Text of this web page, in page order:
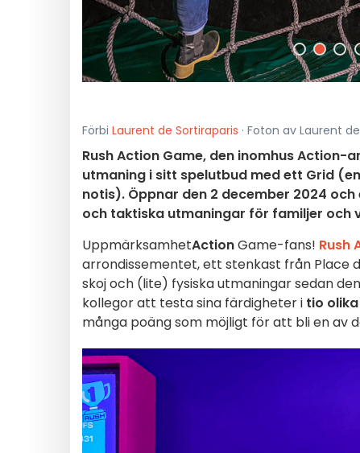
Förbi Laurent de Sortiraparis · Foton av Laurent
Rush Action Game, den inomhus Action-
utmaning i sitt spelutbud med ett Grid
notis). Öppnar den 2 december 2024
och taktiska utmaningar för familjer och
UppmärksamhetActionGame-fans! Rush
arrondissementet, ett stenkast från Place
skoj och (lite) fysiska utmaningar sedan
kollegor att testa sina färdigheter i tio olika
många poäng som möjligt för att bli en av